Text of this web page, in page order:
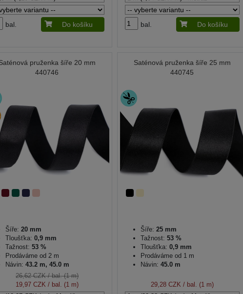
bal. Do košíku bal. Do košíku
pruženka šíře 20 mm
440746
Šíře: 20 mm
Tloušťka: 0,9 mm
Tažnost: 53 %
Prodáváme od 2 m
Návin: 43.2 m, 45.0 m
26,62 CZK/ bal. (1 m)
19,97 CZK / bal. (1 m)
Saténová pruženka šíře 25 mm
440745
Šíře: 25 mm
Tažnost: 53 %
Tloušťka: 0,9 mm
Prodáváme od 1 m
Návin: 45.0 m
29,28 CZK / bal. (1 m)